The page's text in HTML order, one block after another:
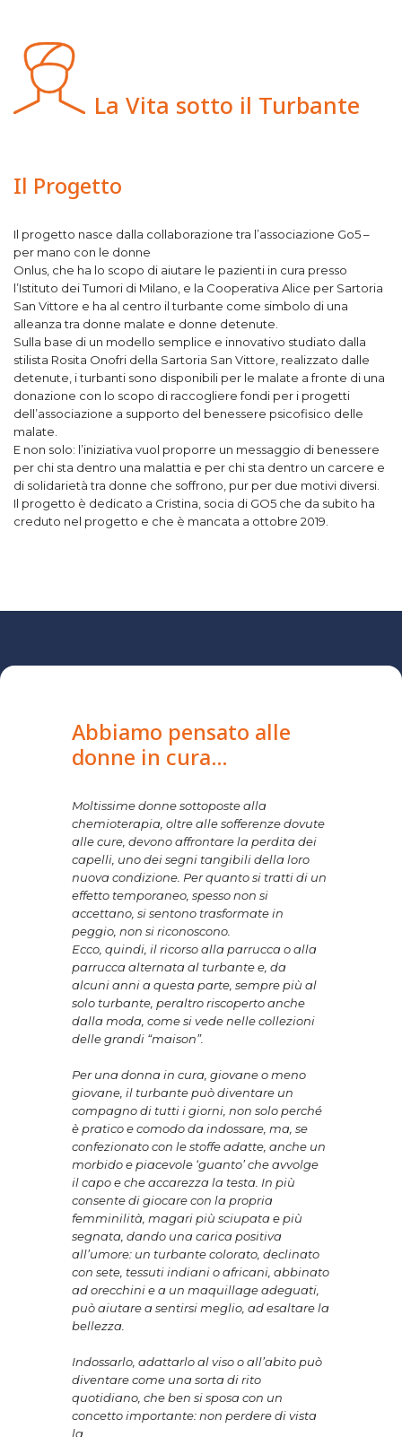
La Vita sotto il Turbante
Il Progetto
Il progetto nasce dalla collaborazione tra l’associazione Go5 –
per mano con le donne
Onlus, che ha lo scopo di aiutare le pazienti in cura presso
l’Istituto dei Tumori di Milano, e la Cooperativa Alice per Sartoria
San Vittore e ha al centro il turbante come simbolo di una
alleanza tra donne malate e donne detenute.
Sulla base di un modello semplice e innovativo studiato dalla
stilista Rosita Onofri della Sartoria San Vittore, realizzato dalle
detenute, i turbanti sono disponibili per le malate a fronte di una
donazione con lo scopo di raccogliere fondi per i progetti
dell’associazione a supporto del benessere psicofisico delle
malate.
E non solo: l’iniziativa vuol proporre un messaggio di benessere
per chi sta dentro una malattia e per chi sta dentro un carcere e
di solidarietà tra donne che soffrono, pur per due motivi diversi.
Il progetto è dedicato a Cristina, socia di GO5 che da subito ha
creduto nel progetto e che è mancata a ottobre 2019.
Abbiamo pensato alle
donne in cura…
Moltissime donne sottoposte alla
chemioterapia, oltre alle sofferenze dovute
alle cure, devono affrontare la perdita dei
capelli, uno dei segni tangibili della loro
nuova condizione. Per quanto si tratti di un
effetto temporaneo, spesso non si
accettano, si sentono trasformate in
peggio, non si riconoscono.
Ecco, quindi, il ricorso alla parrucca o alla
parrucca alternata al turbante e, da
alcuni anni a questa parte, sempre più al
solo turbante, peraltro riscoperto anche
dalla moda, come si vede nelle collezioni
delle grandi “maison”.
Per una donna in cura, giovane o meno
giovane, il turbante può diventare un
compagno di tutti i giorni, non solo perché
è pratico e comodo da indossare, ma, se
confezionato con le stoffe adatte, anche un
morbido e piacevole ‘guanto’ che avvolge
il capo e che accarezza la testa. In più
consente di giocare con la propria
femminilità, magari più sciupata e più
segnata, dando una carica positiva
all’umore: un turbante colorato, declinato
con sete, tessuti indiani o africani, abbinato
ad orecchini e a un maquillage adeguati,
può aiutare a sentirsi meglio, ad esaltare la
bellezza.
Indossarlo, adattarlo al viso o all’abito può
diventare come una sorta di rito
quotidiano, che ben si sposa con un
concetto importante: non perdere di vista
la